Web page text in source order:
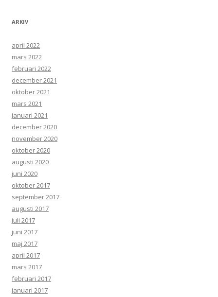
ARKIV
april 2022
mars 2022
februari 2022
december 2021
oktober 2021
mars 2021
januari 2021
december 2020
november 2020
oktober 2020
augusti 2020
juni 2020
oktober 2017
september 2017
augusti 2017
juli 2017
juni 2017
maj 2017
april 2017
mars 2017
februari 2017
januari 2017